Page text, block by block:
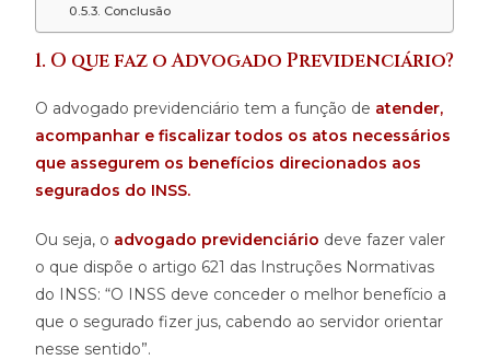
Conclusão
1. O que faz o Advogado Previdenciário?
O advogado previdenciário tem a função de atender,
acompanhar e fiscalizar todos os atos necessários
que assegurem os benefícios direcionados aos
segurados do INSS.
Ou seja, o advogado previdenciário deve fazer valer
o que dispõe o artigo 621 das Instruções Normativas
do INSS: “O INSS deve conceder o melhor benefício a
que o segurado fizer jus, cabendo ao servidor orientar
nesse sentido”.